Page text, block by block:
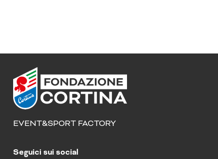
EVENT&SPORT FACTORY
Seguici sui social